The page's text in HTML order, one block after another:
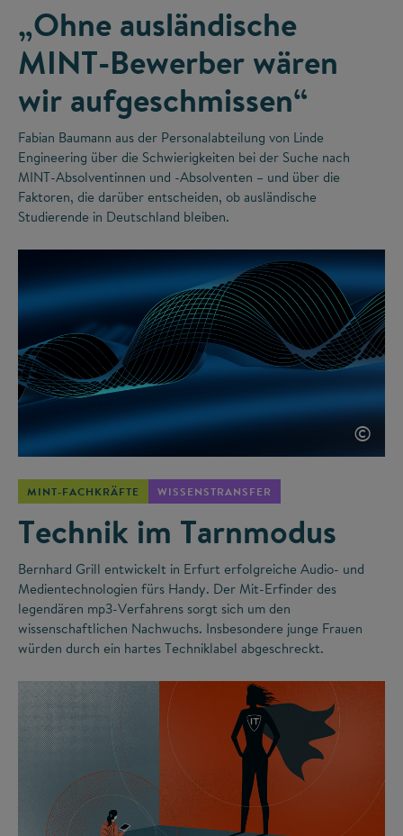
„Ohne ausländische
MINT-Bewerber wären
wir aufgeschmissen“
Fabian Baumann aus der Personalabteilung von Linde
Engineering über die Schwierigkeiten bei der Suche nach
MINT-Absolventinnen und -Absolventen – und über die
Faktoren, die darüber entscheiden, ob ausländische
Studierende in Deutschland bleiben.
©
MINT-FACHKRÄFTE WISSENSTRANSFER
Technik im Tarnmodus
Bernhard Grill entwickelt in Erfurt erfolgreiche Audio- und
Medientechnologien fürs Handy. Der Mit-Erfinder des
legendären mp3-Verfahrens sorgt sich um den
wissenschaftlichen Nachwuchs. Insbesondere junge Frauen
würden durch ein hartes Techniklabel abgeschreckt.